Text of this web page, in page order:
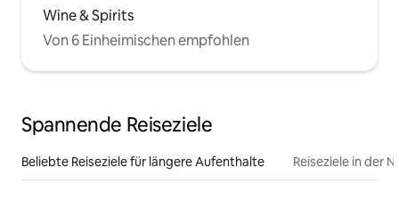
Wine & Spirits
Von 6 Einheimischen empfohlen
Spannende Reiseziele
Beliebte Reiseziele für längere Aufenthalte Reiseziele in der